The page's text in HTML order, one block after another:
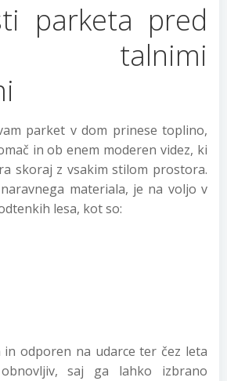
parketa pred
talnimi
parket v dom prinese toplino,
in ob enem moderen videz, ki
skoraj z vsakim stilom prostora.
materiala, je na voljo v
lesa, kot so:
odporen na udarce ter čez leta
saj ga lahko izbrano